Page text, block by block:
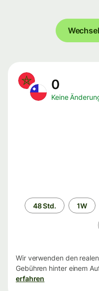
0
Keine
Zeitraum
48 Std. 1W
Wir verwenden den
Gebühren hinter einem
erfahren